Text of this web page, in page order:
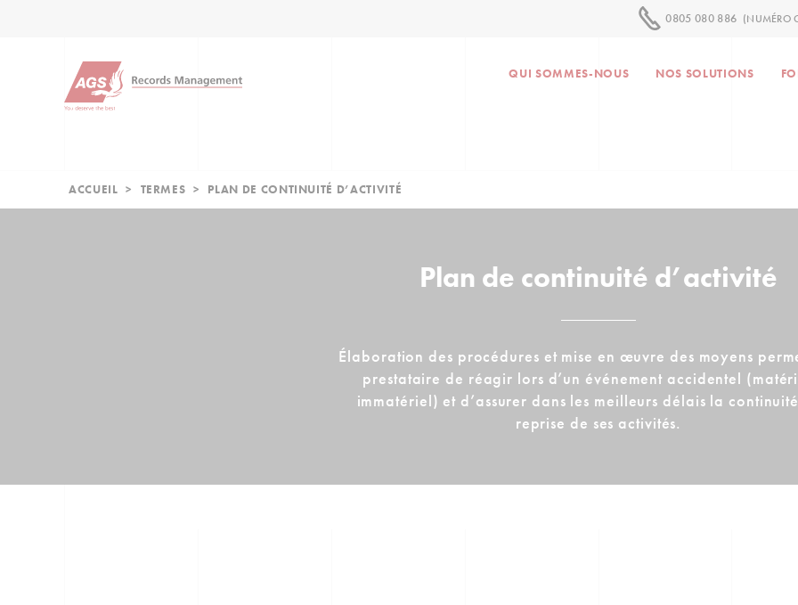
0805 080 886 (NUMÉRO
QUI SOMMES-NOUS NOS SOLUTIONS
ACCUEIL > TERMES > PLAN DE CONTINUITÉ D’ACTIVITÉ
Plan de continuité d’activité
Élaboration des procédures et mise en œuvre des moyens
prestataire de réagir lors d’un événement accidentel
immatériel) et d’assurer dans les meilleurs délais la
reprise de ses activités.